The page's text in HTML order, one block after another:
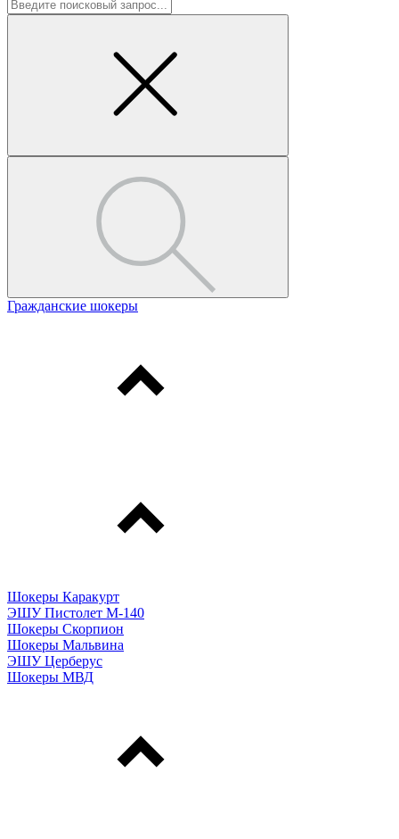
Гражданские шокеры
Шокеры Каракурт
ЭШУ Пистолет М-140
Шокеры Скорпион
Шокеры Мальвина
ЭШУ Церберус
Шокеры МВД